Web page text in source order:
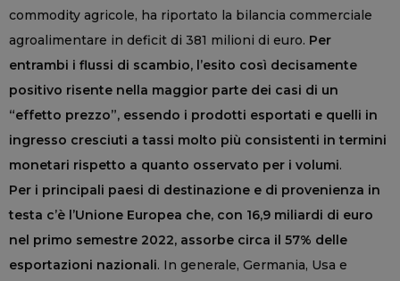
commodity agricole, ha riportato la bilancia commerciale
agroalimentare in deficit di 381 milioni di euro. Per
entrambi i flussi di scambio, l’esito così decisamente
positivo risente nella maggior parte dei casi di un
“effetto prezzo”, essendo i prodotti esportati e quelli in
ingresso cresciuti a tassi molto più consistenti in termini
monetari rispetto a quanto osservato per i volumi.
Per i principali paesi di destinazione e di provenienza in
testa c’è l’Unione Europea che, con 16,9 miliardi di euro
nel primo semestre 2022, assorbe circa il 57% delle
esportazioni nazionali. In generale, Germania, Usa e